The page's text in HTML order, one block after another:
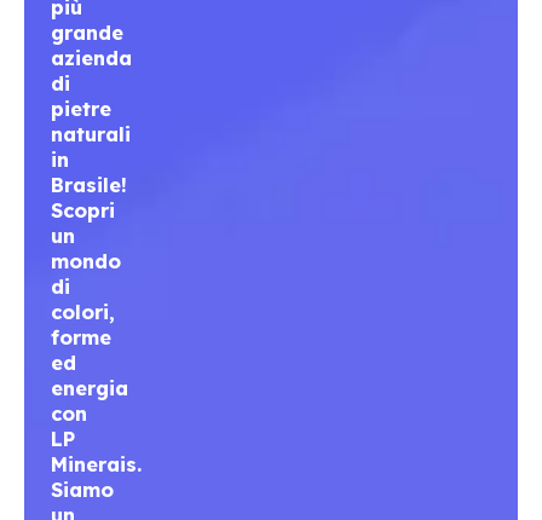
più
grande
azienda
di
pietre
naturali
in
Brasile!
Scopri
un
mondo
di
colori,
forme
ed
energia
con
LP
Minerais.
Siamo